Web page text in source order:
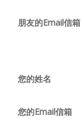
朋友的Email信箱
您的姓名
您的Email信箱